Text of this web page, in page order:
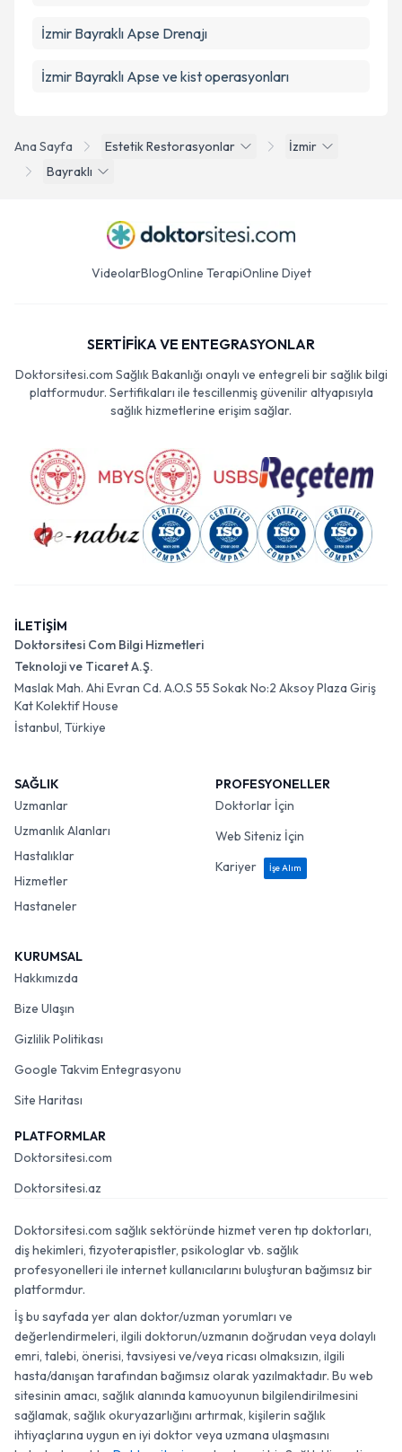
Ana Sayfa Estetik Restorasyonlar
İzmir
Bayraklı
İzmir Bayraklı Apse Drenajı
İzmir Bayraklı Apse ve kist operasyonları
VideolarBlogOnline TerapiOnline Diyet
SERTİFİKA VE ENTEGRASYONLAR
Doktorsitesi.com Sağlık Bakanlığı onaylı ve entegreli bir sağlık bilgi
platformudur. Sertifikaları ile tescillenmiş güvenilir altyapısıyla
sağlık hizmetlerine erişim sağlar.
İLETİŞİM
Doktorsitesi Com Bilgi Hizmetleri
Teknoloji ve Ticaret A.Ş.
Maslak Mah. Ahi Evran Cd. A.O.S 55 Sokak No:2 Aksoy Plaza Giriş
Kat Kolektif House
İstanbul, Türkiye
SAĞLIK
Uzmanlar
Uzmanlık Alanları
Hastalıklar
Hizmetler
Hastaneler
PROFESYONELLER
Doktorlar İçin
Web Siteniz İçin
Kariyer
İşe Alım
KURUMSAL
Hakkımızda
Bize Ulaşın
Gizlilik Politikası
Google Takvim Entegrasyonu
Site Haritası
PLATFORMLAR
Doktorsitesi.com
Doktorsitesi.az
Doktorsitesi.com sağlık sektöründe hizmet veren tıp doktorları,
diş hekimleri, fizyoterapistler, psikologlar vb. sağlık
profesyonelleri ile internet kullanıcılarını buluşturan bağımsız bir
platformdur.
İş bu sayfada yer alan doktor/uzman yorumları ve
değerlendirmeleri, ilgili doktorun/uzmanın doğrudan veya dolaylı
emri, talebi, önerisi, tavsiyesi ve/veya ricası olmaksızın, ilgili
hasta/danışan tarafından bağımsız olarak yazılmaktadır. Bu web
sitesinin amacı, sağlık alanında kamuoyunun bilgilendirilmesini
sağlamak, sağlık okuryazarlığını artırmak, kişilerin sağlık
ihtiyaçlarına uygun en iyi doktor veya uzmana ulaşmasını